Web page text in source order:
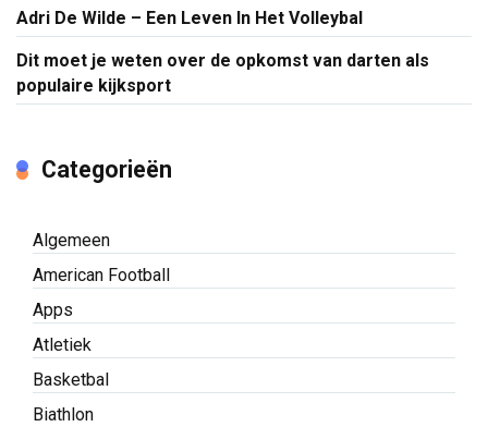
Adri De Wilde – Een Leven In Het Volleybal
Dit moet je weten over de opkomst van darten als
populaire kijksport
Categorieën
Algemeen
American Football
Apps
Atletiek
Basketbal
Biathlon